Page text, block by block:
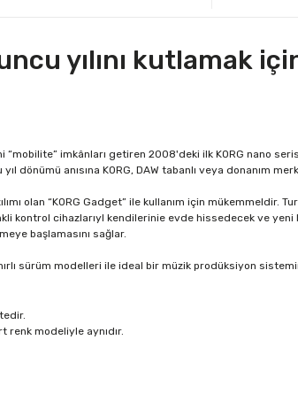
yılını kutlamak
“mobilite” imkânları getiren 2008'deki ilk KORG nano
dönümü anısına KORG, DAW tabanlı veya donanım
olan “KORG Gadget” ile kullanım için
kontrol cihazlarıyl kendilerinie evde hissedecek ve
başlamasını sağlar.
sürüm modelleri ile ideal bir müzik prodüksiyon
renk modeliyle aynıdır.